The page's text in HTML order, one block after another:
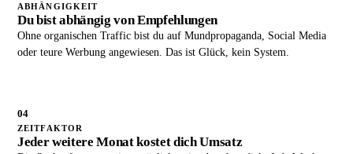
ABHÄNGIGKEIT
Du bist abhängig von Empfehlungen
Ohne organischen Traffic bist du auf Mundpropaganda, Social Media
oder teure Werbung angewiesen. Das ist Glück, kein System.
04
ZEITFAKTOR
Jeder weitere Monat kostet dich Umsatz